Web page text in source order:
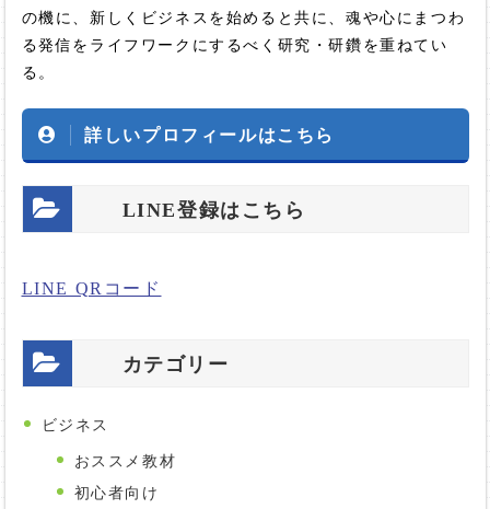
の機に、新しくビジネスを始めると共に、魂や心にまつわ
る発信をライフワークにするべく研究・研鑽を重ねてい
る。
詳しいプロフィールはこちら
LINE登録はこちら
LINE QRコード
カテゴリー
ビジネス
おススメ教材
初心者向け